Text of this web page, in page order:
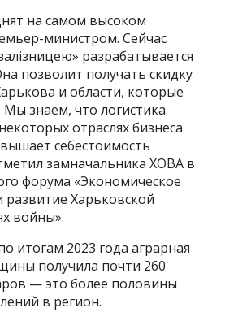
на самом высоком
министром. Сейчас
разрабатывается
позволит получать скидку
и области, которые
Мы знаем, что логистика
отраслях бизнеса
себестоимость
замначальника ХОВА в
форума «Экономическое
развитие Харьковской
войны».
итогам 2023 года аграрная
получила почти 260
— это более половины
в регион.